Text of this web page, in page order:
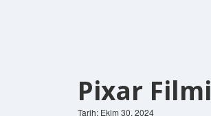
Pixar
Tarih: Ekim 30, 2024